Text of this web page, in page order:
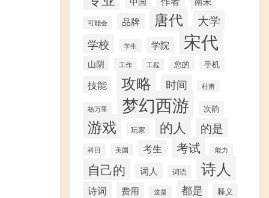
可能会 品牌 唐代 大学
学校 学生 学院 宋代
山阴 工作 工程 您的 手机
技能 攻略 时间 杜甫
杨万里 梦幻西游 次韵
游戏 玩家 的人 的是
科目 美国 考生 考试 能力
自己的 词人 词语 诗人
诗词 费用 这是 都是 释义